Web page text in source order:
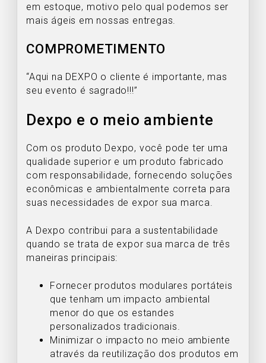
em estoque, motivo pelo qual podemos ser
mais ágeis em nossas entregas.
COMPROMETIMENTO
“Aqui na DEXPO o cliente é importante, mas
seu evento é sagrado!!!”
Dexpo e o meio ambiente
Com os produto Dexpo, você pode ter uma
qualidade superior e um produto fabricado
com responsabilidade, fornecendo soluções
econômicas e ambientalmente correta para
suas necessidades de expor sua marca.
A Dexpo contribui para a sustentabilidade
quando se trata de expor sua marca de três
maneiras principais:
Fornecer produtos modulares portáteis
que tenham um impacto ambiental
menor do que os estandes
personalizados tradicionais.
Minimizar o impacto no meio ambiente
através da reutilização dos produtos em